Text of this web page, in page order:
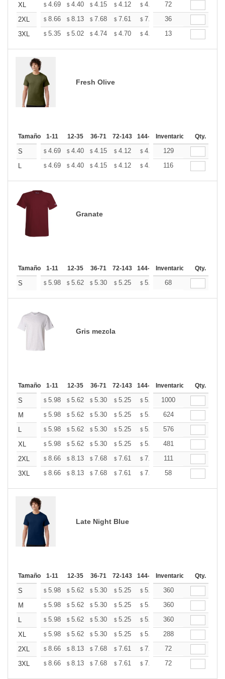
XL
$ 4.69 $ 4.40 $ 4.15 $ 4.12 $ 4.05 $4.01
72
2XL
$ 8.66 $ 8.13 $ 7.68 $ 7.61 $ 7.48 $7.41
36
3XL
$ 5.35 $ 5.02 $ 4.74 $ 4.70 $ 4.62 $4.58
13
Fresh Olive
Tamaño 1-11 12-35 36-71 72-143 144-287 288 + Más
Inventario Qty.
S $ 4.69 $ 4.40 $ 4.15 $ 4.12 $ 4.05 $4.01
129
L
$ 4.69 $ 4.40 $ 4.15 $ 4.12 $ 4.05 $4.01
116
Granate
Tamaño 1-11 12-35 36-71 72-143 144-287 288 + Más
Inventario Qty.
S $ 5.98 $ 5.62 $ 5.30 $ 5.25 $ 5.16 $5.12
68
Gris mezcla
Tamaño 1-11 12-35 36-71 72-143 144-287 288 + Más
Inventario Qty.
S $ 5.98 $ 5.62 $ 5.30 $ 5.25 $ 5.16 $5.12
1000
M
$ 5.98 $ 5.62 $ 5.30 $ 5.25 $ 5.16 $5.12
624
L
$ 5.98 $ 5.62 $ 5.30 $ 5.25 $ 5.16 $5.12
576
XL
$ 5.98 $ 5.62 $ 5.30 $ 5.25 $ 5.16 $5.12
481
2XL
$ 8.66 $ 8.13 $ 7.68 $ 7.61 $ 7.48 $7.41
111
3XL
$ 8.66 $ 8.13 $ 7.68 $ 7.61 $ 7.48 $7.41
58
Late Night Blue
Tamaño 1-11 12-35 36-71 72-143 144-287 288 + Más
Inventario Qty.
S $ 5.98 $ 5.62 $ 5.30 $ 5.25 $ 5.16 $5.12
360
M
$ 5.98 $ 5.62 $ 5.30 $ 5.25 $ 5.16 $5.12
360
L
$ 5.98 $ 5.62 $ 5.30 $ 5.25 $ 5.16 $5.12
360
XL
$ 5.98 $ 5.62 $ 5.30 $ 5.25 $ 5.16 $5.12
288
2XL
$ 8.66 $ 8.13 $ 7.68 $ 7.61 $ 7.48 $7.41
72
3XL
$ 8.66 $ 8.13 $ 7.68 $ 7.61 $ 7.48 $7.41
72